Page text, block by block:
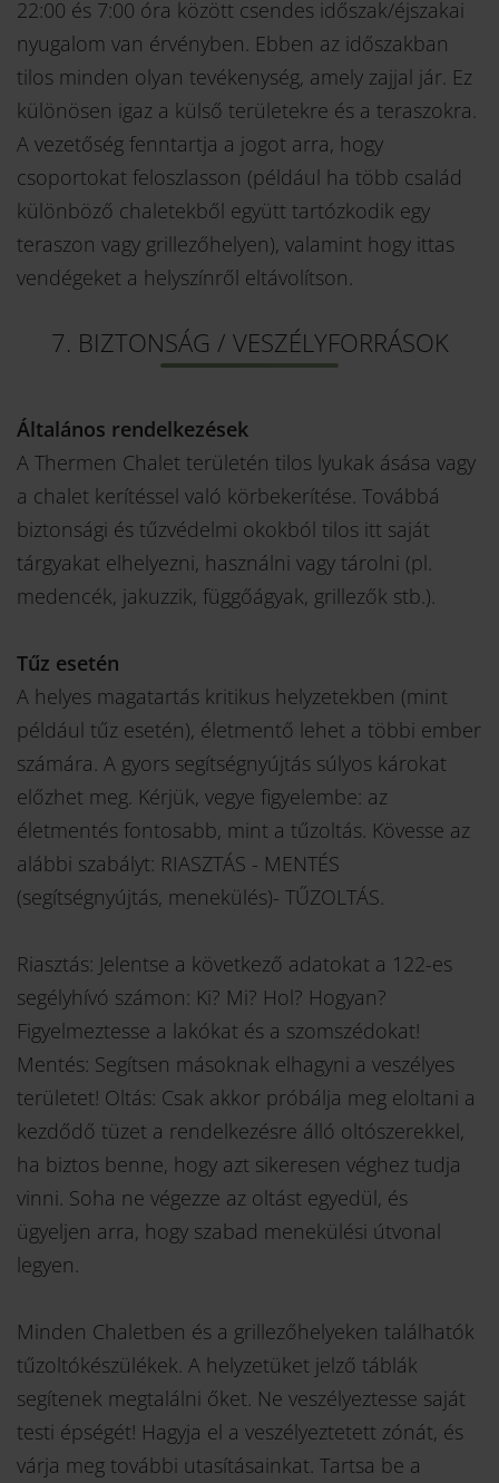
22:00 és 7:00 óra között csendes időszak/éjszakai
nyugalom van érvényben. Ebben az időszakban
tilos minden olyan tevékenység, amely zajjal jár. Ez
különösen igaz a külső területekre és a teraszokra.
A vezetőség fenntartja a jogot arra, hogy
csoportokat feloszlasson (például ha több család
különböző chaletekből együtt tartózkodik egy
teraszon vagy grillezőhelyen), valamint hogy ittas
vendégeket a helyszínről eltávolítson.
7. BIZTONSÁG / VESZÉLYFORRÁSOK
Általános rendelkezések
A Thermen Chalet területén tilos lyukak ásása vagy
a chalet kerítéssel való körbekerítése. Továbbá
biztonsági és tűzvédelmi okokból tilos itt saját
tárgyakat elhelyezni, használni vagy tárolni (pl.
medencék, jakuzzik, függőágyak, grillezők stb.).
Tűz esetén
A helyes magatartás kritikus helyzetekben (mint
például tűz esetén), életmentő lehet a többi ember
számára. A gyors segítségnyújtás súlyos károkat
előzhet meg. Kérjük, vegye figyelembe: az
életmentés fontosabb, mint a tűzoltás. Kövesse az
alábbi szabályt: RIASZTÁS - MENTÉS
(segítségnyújtás, menekülés)- TŰZOLTÁS.
Riasztás: Jelentse a következő adatokat a 122-es
segélyhívó számon: Ki? Mi? Hol? Hogyan?
Figyelmeztesse a lakókat és a szomszédokat!
Mentés: Segítsen másoknak elhagyni a veszélyes
területet! Oltás: Csak akkor próbálja meg eloltani a
kezdődő tüzet a rendelkezésre álló oltószerekkel,
ha biztos benne, hogy azt sikeresen véghez tudja
vinni. Soha ne végezze az oltást egyedül, és
ügyeljen arra, hogy szabad menekülési útvonal
legyen.
Minden Chaletben és a grillezőhelyeken találhatók
tűzoltókészülékek. A helyzetüket jelző táblák
segítenek megtalálni őket. Ne veszélyeztesse saját
testi épségét! Hagyja el a veszélyeztetett zónát, és
várja meg további utasításainkat. Tartsa be a